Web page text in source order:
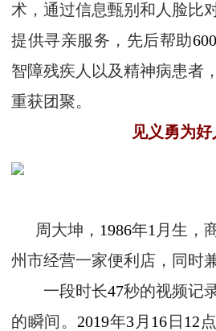
术，通过信息甄别和人脸比
提供寻亲服务，先后帮助600
智障残疾人以及精神病患者
重获团聚。
见义勇为好
周大坤， 1986年1 月生，
州市经营一家便利店，同时
一段时长47秒的视频记
的瞬间。 2019年3 月 16 日 12 点